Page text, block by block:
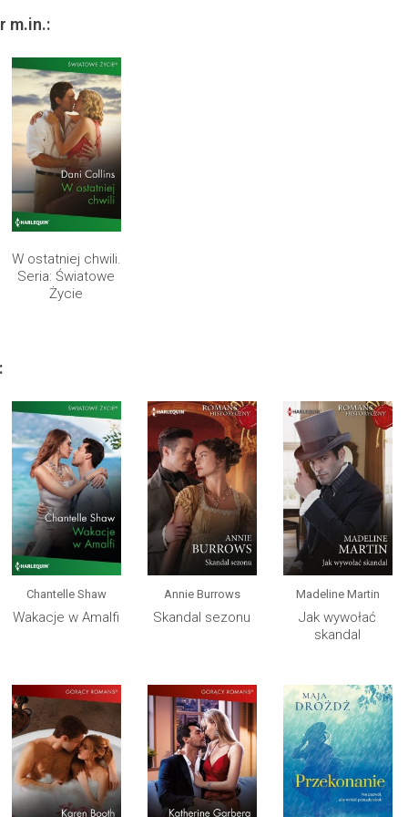
m.in.:
W ostatniej chwili.
Seria: Światowe
Życie
Chantelle Shaw
Wakacje w Amalfi
Annie Burrows
Skandal sezonu
Madeline Martin
Jak wywołać
skandal